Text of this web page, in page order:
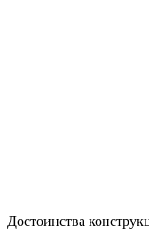
Достоинства